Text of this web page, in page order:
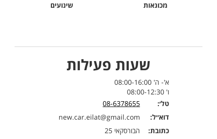
מכונאות שינועים
שעות פעילות
א'- ה' 08:00-16:00
ו' 08:00-12:30
טל׳:
08-6378655
דוא״ל:
new.car.eilat@gmail.com
כתובת:
הבורסקאי 25